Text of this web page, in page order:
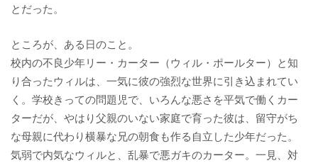
とだった。
ところが、ある日のこと。
校内の不良少年リー・カーター（ウィル・ポールター）と知
り合ったウィルは、一気に彼の強烈な世界に引き込まれてい
く。学校きっての問題児で、いろんな悪さを平気で働くカー
ターだが、やはり父親のいない家庭で育った彼は、留守がち
な母親に代わり横暴な兄の朝食も作る自立した少年だった。
気弱で内気なウィルと、乱暴で悪ガキのカーター。一見、対